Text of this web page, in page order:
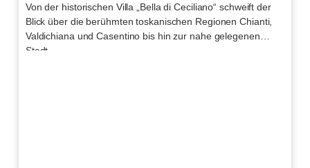
Von der historischen Villa „Bella di Ceciliano“ schweift der
Blick über die berühmten toskanischen Regionen Chianti,
Valdichiana und Casentino bis hin zur nahe gelegenen
Stadt